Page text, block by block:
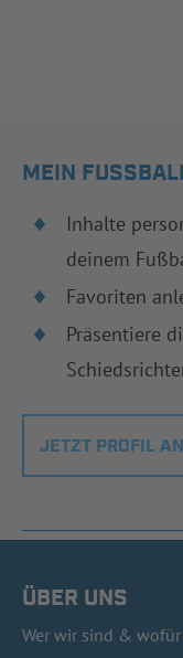
MEIN
Inhalte
deinem
Favoriten
Präsentiere
JETZT PROFIL
ÜBER UNS
Wer wir sind &